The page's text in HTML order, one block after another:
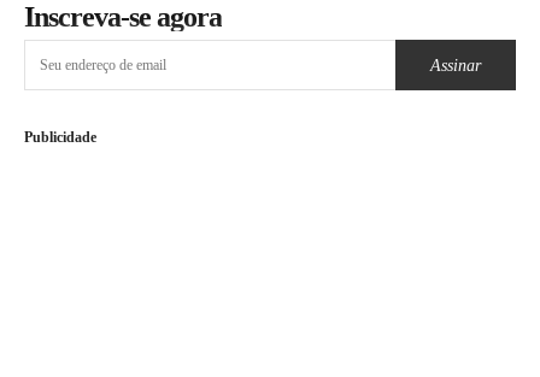
Inscreva-se agora
Assinar
Publicidade